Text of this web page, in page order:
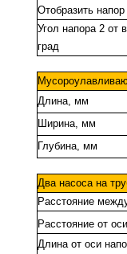
Отобразить напор
Угол напора 2 от
град
Длина, мм
Ширина, мм
Глубина, мм
Два насоса на
Расстояние
Расстояние от
Длина от оси